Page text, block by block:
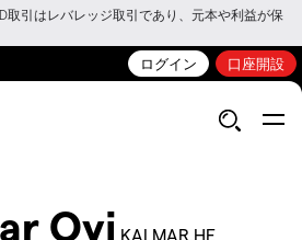
取引はレバレッジ取引であり、元本や利益が保
ログイン 口座開設
Oyj KALMAR.HE